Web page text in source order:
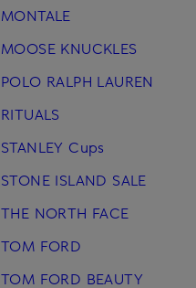
MONTALE
MOOSE KNUCKLES
POLO RALPH LAUREN
RITUALS
STANLEY Cups
STONE ISLAND SALE
THE NORTH FACE
TOM FORD
TOM FORD BEAUTY